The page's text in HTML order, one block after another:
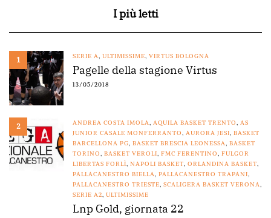
I più letti
1 SERIE A ULTIMISSIME VIRTUS BOLOGNA
Pagelle della stagione Virtus
13/05/2018
2 ANDREA COSTA IMOLA AQUILA BASKET TRENTO
AS
JUNIOR CASALE MONFERRANTO
AURORA JESI BASKET
BARCELLONA PG BASKET BRESCIA LEONESSA
BASKET
TORINO
BASKET VEROLI FMC FERENTINO
FULGOR
LIBERTAS FORLÌ NAPOLI BASKET ORLANDINA BASKET
PALLACANESTRO BIELLA
PALLACANESTRO TRAPANI
PALLACANESTRO TRIESTE SCALIGERA BASKET VERONA
SERIE A2 ULTIMISSIME
Lnp Gold, giornata 22